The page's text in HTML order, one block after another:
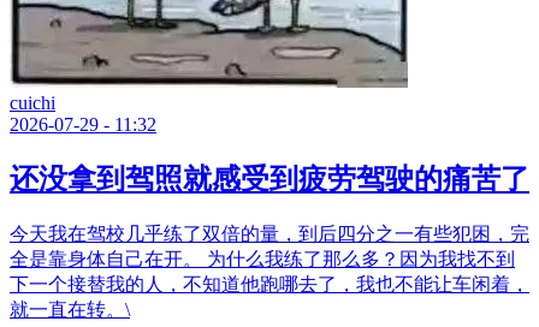
cuichi
2026-07-29 - 11:32
还没拿到驾照就感受到疲劳驾驶的痛苦了
今天我在驾校几乎练了双倍的量，到后四分之一有些犯困，完
全是靠身体自己在开。 为什么我练了那么多？因为我找不到
下一个接替我的人，不知道他跑哪去了，我也不能让车闲着，
就一直在转。\